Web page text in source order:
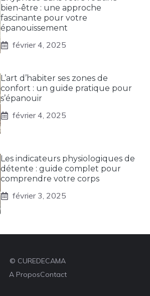
bien-être : une approche
fascinante pour votre
épanouissement
février 4, 2025
L’art d’habiter ses zones de
confort : un guide pratique pour
s’épanouir
février 4, 2025
Les indicateurs physiologiques de
détente : guide complet pour
comprendre votre corps
février 3, 2025
© CUREDECAMA
A ProposContact